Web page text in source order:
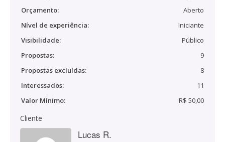
Orçamento:
Aberto
Nível de experiência:
Iniciante
Visibilidade:
Público
Propostas:
9
Propostas excluídas:
8
Interessados:
11
Valor Mínimo:
R$ 50,00
Cliente
Lucas R.